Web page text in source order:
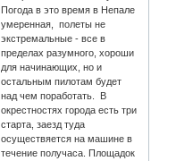
Погода в это время в Непале
умеренная, полеты не
экстремальные - все в
пределах разумного, хороши
для начинающих, но и
остальным пилотам будет
над чем поработать. В
окрестностях города есть три
старта, заезд туда
осуществяется на машине в
течение получаса. Площадок